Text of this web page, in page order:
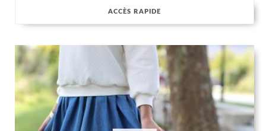
ACCÈS RAPIDE